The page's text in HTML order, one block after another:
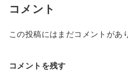
コメント
この投稿にはまだコメントがあ
コメントを残す